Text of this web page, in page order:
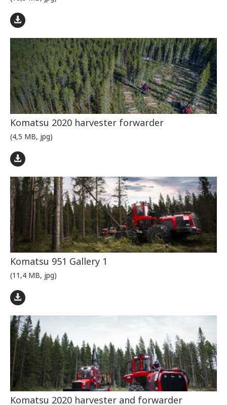
Komatsu 2020 harvester forwarder
(4,5 MB, jpg)
Komatsu 951 Gallery 1
(11,4 MB, jpg)
Komatsu 2020 harvester and forwarder